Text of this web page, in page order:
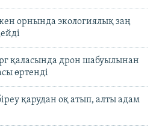
орнында экологиялық заң
қаласында дрон шабуылынан
өртенді
қарудан оқ атып, алты адам